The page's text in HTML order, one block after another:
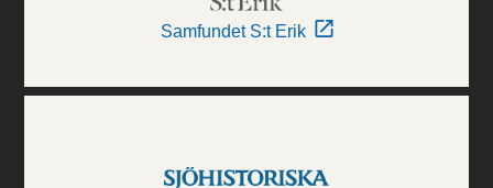
Samfundet S:t Erik